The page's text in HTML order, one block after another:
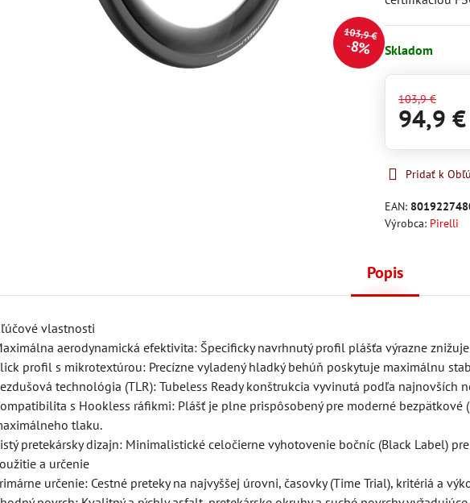
103,9 €
8% Skladom
103,9 €
94,9 €
Pridať k
EAN:
Výrobca: Pirelli
Popis
vlastnosti
aerodynamická efektivita: Špecificky navrhnutý profil plášťa výrazne
profil s mikrotextúrou: Precízne vyladený hladký behúň poskytuje maximálnu
technológia (TLR): Tubeless Ready konštrukcia vyvinutá podľa najnovších
s Hookless ráfikmi: Plášť je plne prispôsobený pre moderné
tlaku.
pretekársky dizajn: Minimalistické celočierne vyhotovenie bočníc (Black Label)
a určenie
určenie: Cestné preteky na najvyššej úrovni, časovky (Time Trial), kritériá a